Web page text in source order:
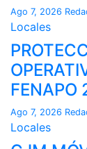
Ago 7, 2026
Locales
FENAPO
Ago 7, 2026
Locales